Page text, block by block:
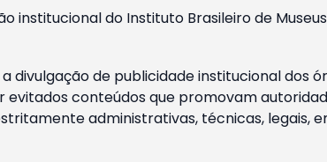
institucional do Instituto Brasileiro de
divulgação de publicidade institucional dos
conteúdos que promovam
administrativas, técnicas, legais,